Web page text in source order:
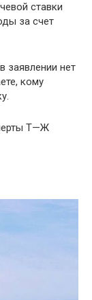
ставки
за счет
заявлении нет
кому
Т⁠—⁠Ж